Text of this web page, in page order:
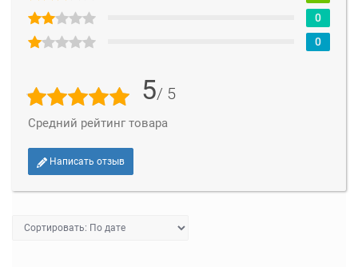
5/ 5
Средний рейтинг товара
Написать отзыв
0
0